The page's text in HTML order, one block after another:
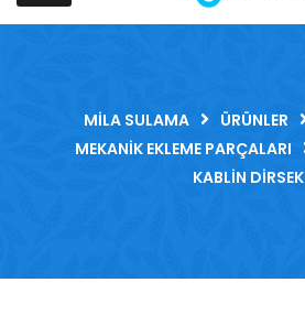
MILA SULAMA ÜRÜNLER
MEKANIK EKLEME PARÇALARI
KABLIN DIRSEK